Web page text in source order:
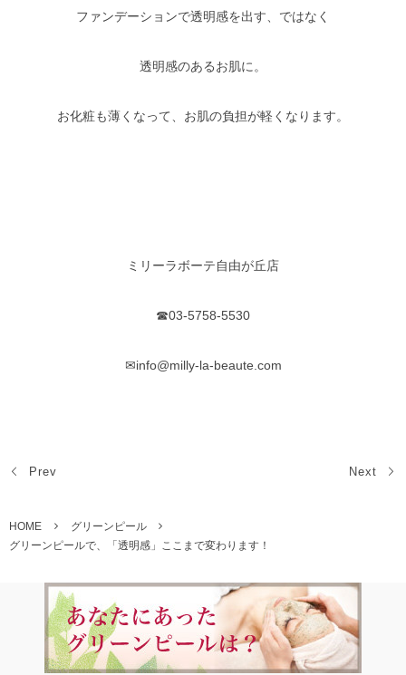
ファンデーションで透明感を出す、ではなく
透明感のあるお肌に。
お化粧も薄くなって、お肌の負担が軽くなります。
ミリーラボーテ自由が丘店
☎03-5758-5530
✉info@milly-la-beaute.com
Prev Next
HOME
グリーンピール
グリーンピールで、「透明感」ここまで変わります！